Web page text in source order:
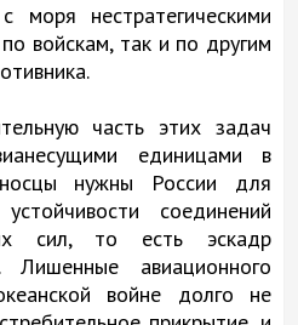
моря нестратегическими
войскам, так и по другим
часть этих задач
единицами в
нужны России для
соединений
сил, то есть эскадр
Лишенные авиационного
войне долго не